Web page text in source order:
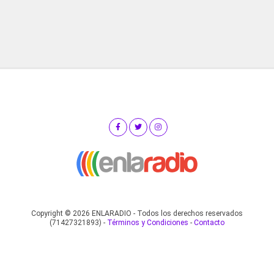
Copyright © 2026 ENLARADIO - Todos los derechos reservados
(71427321893) - Términos y Condiciones - Contacto